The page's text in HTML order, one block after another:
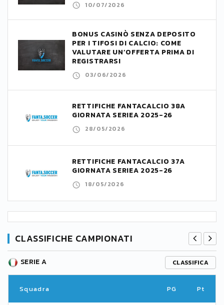
10/07/2026
BONUS CASINÒ SENZA DEPOSITO
PER I TIFOSI DI CALCIO: COME
VALUTARE UN’OFFERTA PRIMA DI
REGISTRARSI
03/06/2026
RETTIFICHE FANTACALCIO 38A
GIORNATA SERIEA 2025-26
28/05/2026
RETTIFICHE FANTACALCIO 37A
GIORNATA SERIEA 2025-26
18/05/2026
CLASSIFICHE CAMPIONATI
SERIE A CLASSIFICA
Squadra PG Pt